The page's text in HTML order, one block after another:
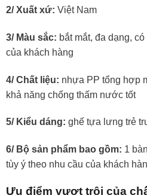
2/ Xuất xứ: Việt Nam
3/ Màu sắc: bắt mắt, đa dạng,
của khách hàng
4/ Chất liệu: nhựa PP tổng hợp
khả năng chống thấm nước tốt
5/ Kiểu dáng: ghế tựa lưng trẻ
6/ Bộ sản phẩm bao gồm: 1
tùy ý theo nhu cầu của khách
Ưu điểm vượt trội của